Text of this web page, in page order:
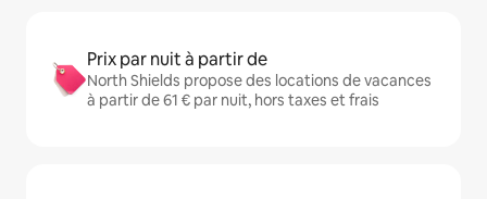
Prix par nuit à partir de
North Shields propose des locations de vacances
à partir de 61 € par nuit, hors taxes et frais